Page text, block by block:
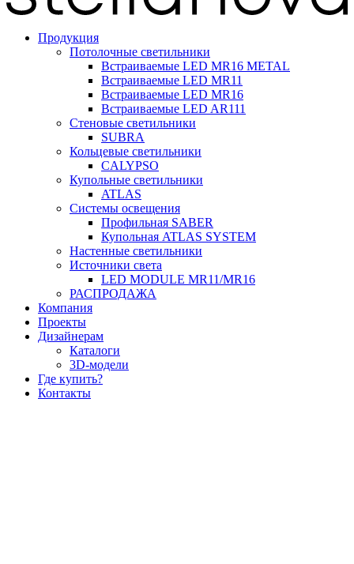
Продукция
Потолочные светильники
Встраиваемые LED MR16 METAL
Встраиваемые LED MR11
Встраиваемые LED MR16
Встраиваемые LED AR111
Стеновые светильники
SUBRA
Кольцевые светильники
CALYPSO
Купольные светильники
ATLAS
Системы освещения
Профильная SABER
Купольная ATLAS SYSTEM
Настенные светильники
Источники света
LED MODULE MR11/MR16
РАСПРОДАЖА
Компания
Проекты
Дизайнерам
Каталоги
3D-модели
Где купить?
Контакты